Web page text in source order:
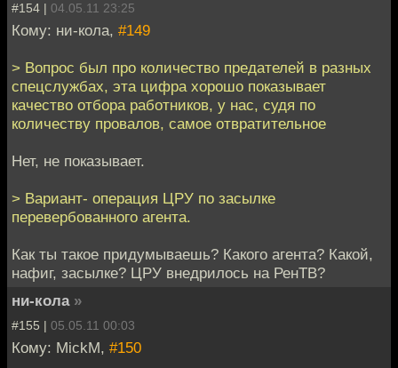
#154 | 04.05.11 23:25
Кому: ни-кола, #149
> Вопрос был про количество предателей в разных
спецслужбах, эта цифра хорошо показывает
качество отбора работников, у нас, судя по
количеству провалов, самое отвратительное
Нет, не показывает.
> Вариант- операция ЦРУ по засылке
перевербованного агента.
Как ты такое придумываешь? Какого агента? Какой,
нафиг, засылке? ЦРУ внедрилось на РенТВ?
ни-кола »
#155 | 05.05.11 00:03
Кому: MickM, #150